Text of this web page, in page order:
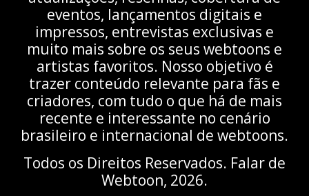
eventos, lançamentos digitais e
impressos, entrevistas exclusivas e
muito mais sobre os seus webtoons e
artistas favoritos. Nosso objetivo é
trazer conteúdo relevante para fãs e
criadores, com tudo o que há de mais
recente e interessante no cenário
brasileiro e internacional de webtoons.
Todos os Direitos Reservados. Falar de
Webtoon, 2026.